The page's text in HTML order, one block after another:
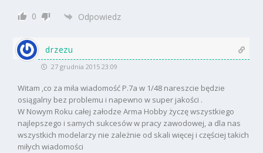
0 Odpowiedz
drzezu
27 grudnia 2015 23:09
Witam ,co za miła wiadomość P.7a w 1/48 nareszcie będzie
osiągalny bez problemu i napewno w super jakości .
W Nowym Roku całej załodze Arma Hobby życzę wszystkiego
najlepszego i samych sukcesów w pracy zawodowej, a dla nas
wszystkich modelarzy nie zależnie od skali więcej i częściej takich
miłych wiadomości